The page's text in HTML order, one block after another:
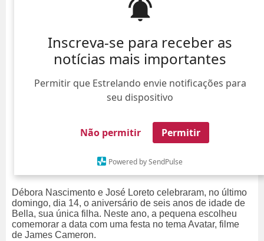
Inscreva-se para receber as
notícias mais importantes
Permitir que Estrelando envie notificações para
seu dispositivo
Não permitir Permitir
Powered by SendPulse
Débora Nascimento e José Loreto celebraram, no último
domingo, dia 14, o aniversário de seis anos de idade de
Bella, sua única filha. Neste ano, a pequena escolheu
comemorar a data com uma festa no tema Avatar, filme
de James Cameron.